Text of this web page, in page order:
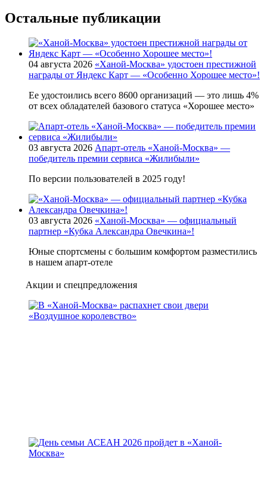
Остальные публикации
04 августа 2026 «Ханой-Москва» удостоен престижной
награды от Яндекс Карт — «Особенно Хорошее место»!
Ее удостоились всего 8600 организаций — это лишь 4%
от всех обладателей базового статуса «Хорошее место»
03 августа 2026 Апарт-отель «Ханой-Москва» —
победитель премии сервиса «Жилибыли»
По версии пользователей в 2025 году!
03 августа 2026 «Ханой-Москва» — официальный
партнер «Кубка Александра Овечкина»!
Юные спортсмены с большим комфортом разместились
в нашем апарт-отеле
Акции и спецпредложения